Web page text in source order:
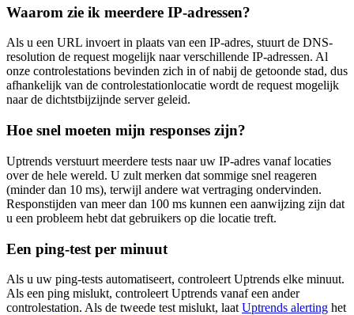
Waarom zie ik meerdere IP-adressen?
Als u een URL invoert in plaats van een IP-adres, stuurt de DNS-
resolution de request mogelijk naar verschillende IP-adressen. Al
onze controlestations bevinden zich in of nabij de getoonde stad, dus
afhankelijk van de controlestationlocatie wordt de request mogelijk
naar de dichtstbijzijnde server geleid.
Hoe snel moeten mijn responses zijn?
Uptrends verstuurt meerdere tests naar uw IP-adres vanaf locaties
over de hele wereld. U zult merken dat sommige snel reageren
(minder dan 10 ms), terwijl andere wat vertraging ondervinden.
Responstijden van meer dan 100 ms kunnen een aanwijzing zijn dat
u een probleem hebt dat gebruikers op die locatie treft.
Een ping-test per minuut
Als u uw ping-tests automatiseert, controleert Uptrends elke minuut.
Als een ping mislukt, controleert Uptrends vanaf een ander
controlestation. Als de tweede test mislukt, laat Uptrends alerting het